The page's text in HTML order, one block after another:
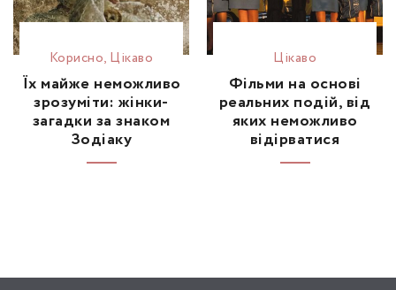
Корисно, Цікаво
Їх майже неможливо
зрозуміти: жінки-
загадки за знаком
Зодіаку
Цікаво
Фільми на основі
реальних подій, від
яких неможливо
відірватися